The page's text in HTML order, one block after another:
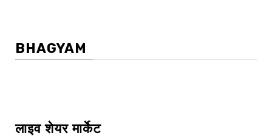
BHAGYAM
लाइव शेयर मार्केट